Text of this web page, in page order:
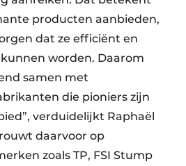
producten aanbieden,
dat ze efficiënt en
worden. Daarom
samen met
die pioniers zijn
verduidelijkt Raphaël
daarvoor op
zoals TP, FSI Stump